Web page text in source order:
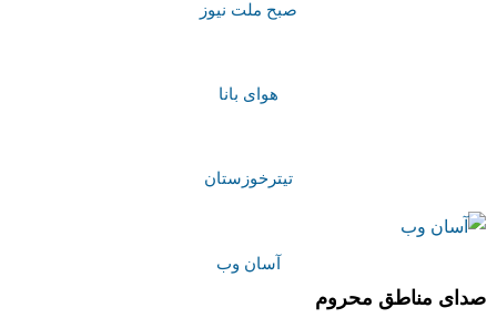
صبح ملت نیوز
هوای بانا
تیترخوزستان
آسان وب
صدای مناطق محروم